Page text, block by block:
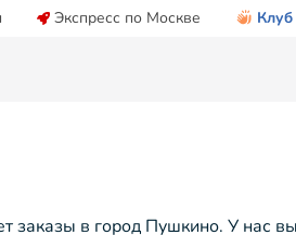
Экспресс по Москве
в город Пушкино. У нас